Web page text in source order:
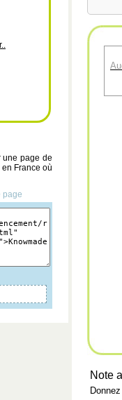
une page de
France où
page
Note